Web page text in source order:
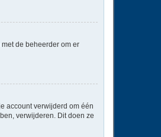
de beheerder om er
account verwijderd om één
verwijderen. Dit doen ze